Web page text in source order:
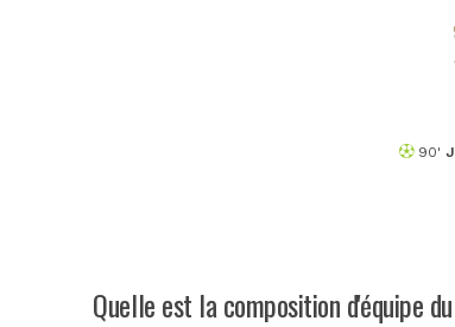
90'
Quelle est la composition d'équipe